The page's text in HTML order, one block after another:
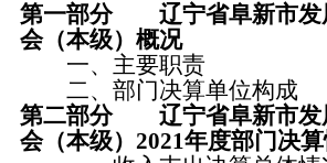
第一部分 辽宁省阜新市发
会（本级）概况
一、主要职责
二、部门决算单位构成
第二部分 辽宁省阜新市发
会（本级）2021年度部门决